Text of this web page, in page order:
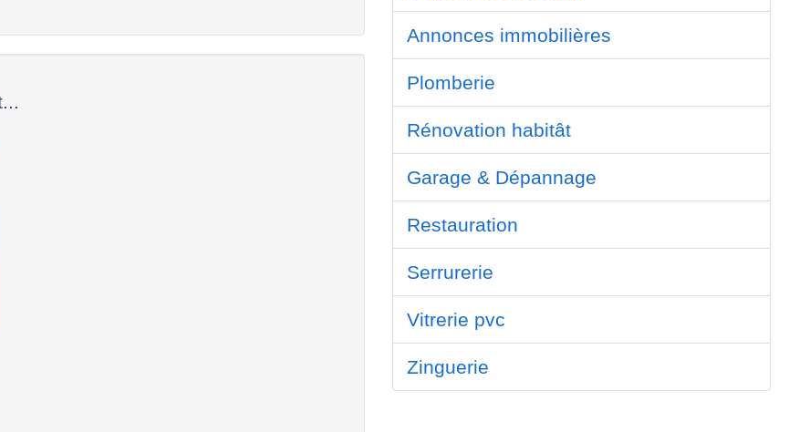
Annonces immobilières
Plomberie
Rénovation habitât
Garage & Dépannage
Restauration
Serrurerie
Vitrerie pvc
Zinguerie